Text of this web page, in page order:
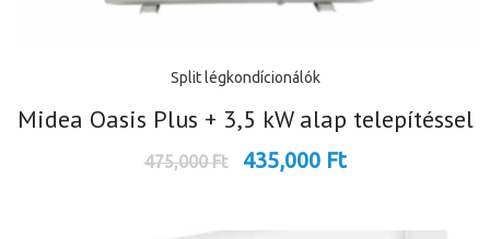
Split légkondícionálók
Midea Oasis Plus + 3,5 kW alap telepítéssel
475,000Ft 435,000 Ft